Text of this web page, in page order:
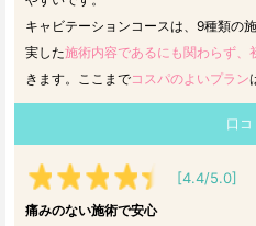
キャビテーションコースは、9種類の
実した施術内容であるにも関わらず
きます。ここまでコスパのよいプラン
口コ
[4.4/5.0]
痛みのない施術で安心